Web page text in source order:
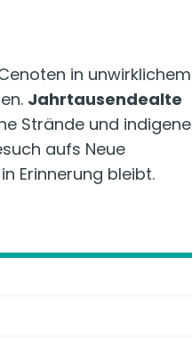
in unwirklichem
Jahrtausendealte
Strände und indigene
aufs Neue
Erinnerung bleibt.